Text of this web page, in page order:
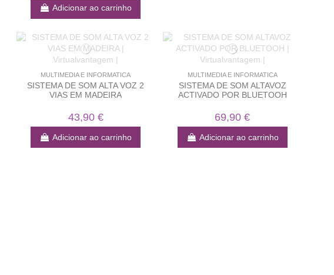
Adicionar ao carrinho
MULTIMEDIA E INFORMATICA
SISTEMA DE SOM ALTA VOZ 2
VIAS EM MADEIRA
43,90 €
Adicionar ao carrinho
MULTIMEDIA E INFORMATICA
SISTEMA DE SOM ALTAVOZ
ACTIVADO POR BLUETOOH
69,90 €
Adicionar ao carrinho